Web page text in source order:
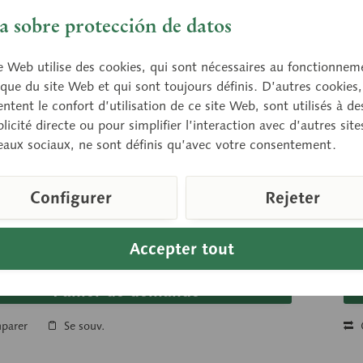
de squelette humain
artificiel de sexe féminin, modelé d’après
des os avec tous leurs...
Panier de demande
Se souv.
sobre protección de datos
Web utilise des cookies, qui sont nécessaires au
du site Web et qui sont toujours définis. D’autres
le confort d’utilisation de ce site Web, sont utilisés à
directe ou pour simplifier l’interaction avec d’autres
sociaux, ne sont définis qu’avec votre consentement.
Accepter tout
Configurer Rejeter